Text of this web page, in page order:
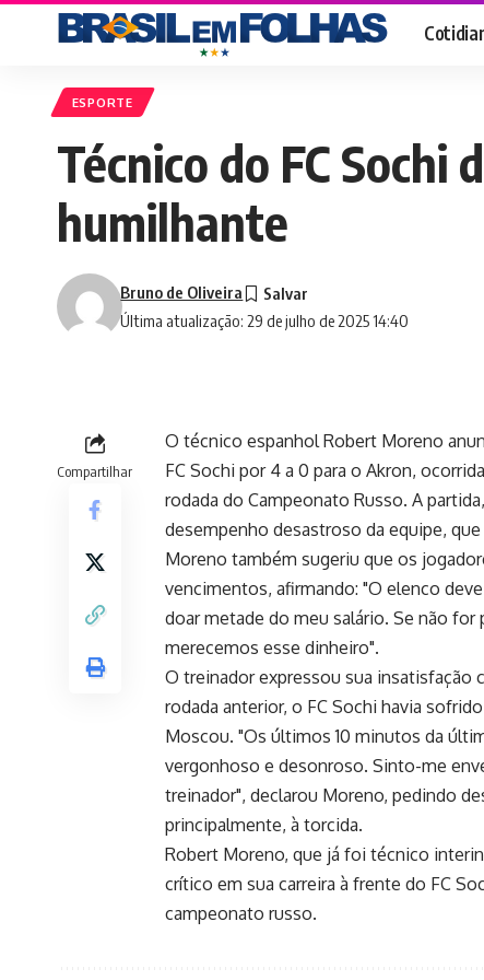
ESPORTE
Técnico do FC
humilhante
Última atualização: 29 de julho de 2025 14:40
Bruno de Oliveira
Compartilhar
O técnico espanhol Robert Moreno
FC Sochi por 4 a 0 para o Akron,
rodada do Campeonato Russo. A
desempenho desastroso da equipe,
Moreno também sugeriu que os
vencimentos, afirmando: "O elenco
doar metade do meu salário. Se não
merecemos esse dinheiro".
O treinador expressou sua insatisfação
rodada anterior, o FC Sochi havia
Moscou. "Os últimos 10 minutos da
vergonhoso e desonroso. Sinto-me
treinador", declarou Moreno, pedindo
principalmente, à torcida.
Robert Moreno, que já foi técnico
crítico em sua carreira à frente do FC
campeonato russo.